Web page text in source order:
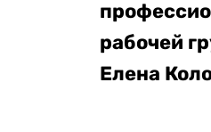
рабочей
Елена